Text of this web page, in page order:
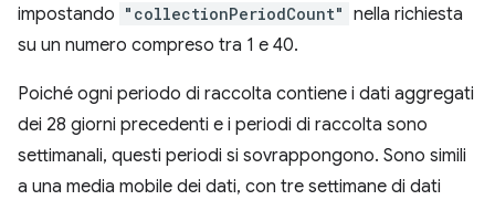
impostando "collectionPeriodCount" nella richiesta
su un numero compreso tra 1 e 40.
Poiché ogni periodo di raccolta contiene i dati aggregati
dei 28 giorni precedenti e i periodi di raccolta sono
settimanali, questi periodi si sovrappongono. Sono simili
a una media mobile dei dati, con tre settimane di dati